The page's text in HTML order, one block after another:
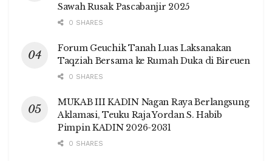
Sawah Rusak Pascabanjir 2025
0 SHARES
Forum Geuchik Tanah Luas Laksanakan
Taqziah Bersama ke Rumah Duka di Bireuen
0 SHARES
MUKAB III KADIN Nagan Raya Berlangsung
Aklamasi, Teuku Raja Yordan S. Habib
Pimpin KADIN 2026-2031
0 SHARES